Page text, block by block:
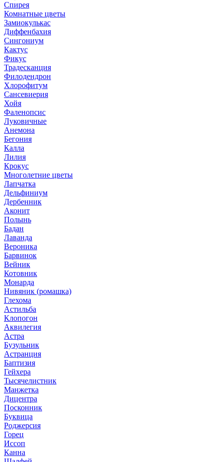
Спирея
Комнатные цветы
Замиокулькас
Диффенбахия
Сингониум
Кактус
Фикус
Традесканция
Филодендрон
Хлорофитум
Сансевиерия
Хойя
Фаленопсис
Луковичные
Анемона
Бегония
Калла
Лилия
Крокус
Многолетние цветы
Лапчатка
Дельфиниум
Дербенник
Аконит
Полынь
Бадан
Лаванда
Вероника
Барвинок
Вейник
Котовник
Монарда
Нивяник (ромашка)
Глехома
Астильба
Клопогон
Аквилегия
Астра
Бузульник
Астранция
Баптизия
Гейхера
Тысячелистник
Манжетка
Дицентра
Посконник
Буквица
Роджерсия
Горец
Иссоп
Канна